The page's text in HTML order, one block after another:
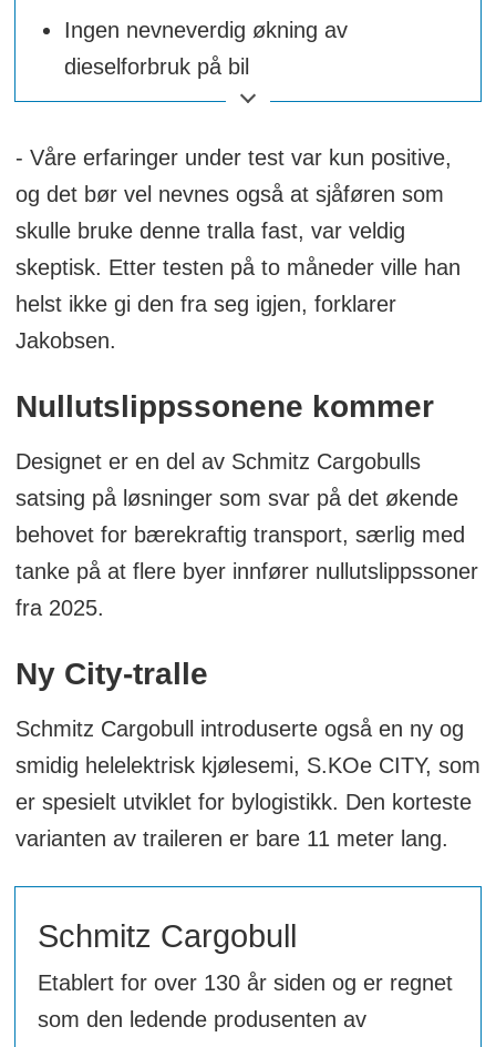
Ingen nevneverdig økning av
dieselforbruk på bil
aggregat
Bedre arbeidsmiljø for sjåfør pga
mindre støy.
- Våre erfaringer under test var kun positive,
og det bør vel nevnes også at sjåføren som
skulle bruke denne tralla fast, var veldig
skeptisk. Etter testen på to måneder ville han
helst ikke gi den fra seg igjen, forklarer
Jakobsen.
Nullutslippssonene kommer
Designet er en del av Schmitz Cargobulls
satsing på løsninger som svar på det økende
behovet for bærekraftig transport, særlig med
tanke på at flere byer innfører nullutslippssoner
fra 2025.
Ny City-tralle
Schmitz Cargobull introduserte også en ny og
smidig helelektrisk kjølesemi, S.KOe CITY, som
er spesielt utviklet for bylogistikk. Den korteste
varianten av traileren er bare 11 meter lang.
Schmitz Cargobull
Etablert for over 130 år siden og er regnet
som den ledende produsenten av